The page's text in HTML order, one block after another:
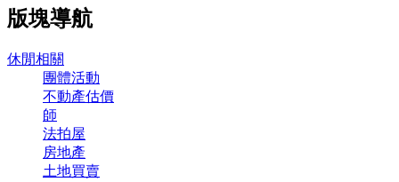
版塊導航
休閒相關
團體活動
不動產估價
師
法拍屋
房地產
土地買賣